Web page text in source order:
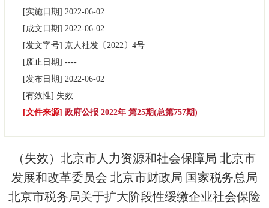
政务公开
市领导 机构职能
政策兑现
个人服务 法人服务 部门服务
[实施日期] 2022-06-02
[成文日期] 2022-06-02
[发文字号] 京人社发〔2022〕 4号
[废止日期] ----
[发布日期] 2022-06-02
[有效性] 失效
[文件来源] 政府公报 2022年 第25期(总第757期)
（失效）北京市人力资源和社会保障局 北京市
发展和改革委员会 北京市财政局 国家税务总局
北京市税务局关于扩大阶段性缓缴企业社会保险